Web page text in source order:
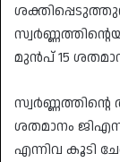
മുൻപ് 15
ശതമാനം
എന്നിവ കൂടി